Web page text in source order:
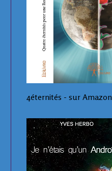
4éternités - sur Amazon